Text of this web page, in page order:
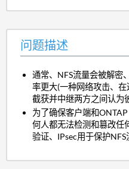
问题描述
通常、NFS流量会被解密
率更大(一种网络攻击、
截获并中继两方之间认为
为了确保客户端和
何人都无法检测和篡改任
验证、IPsec用于保护NFS